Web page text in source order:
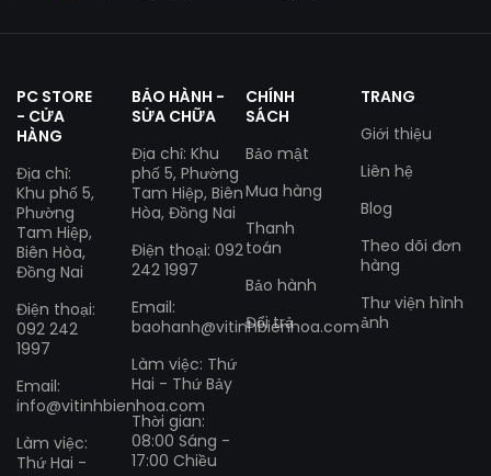
PC STORE
- CỬA
HÀNG
Địa chỉ:
Khu phố 5,
Phường
Tam Hiệp,
Biên Hòa,
Đồng Nai
Điện thoại:
092 242
1997
Email:
info@vitinhbienhoa.com
Làm việc:
Thứ Hai -
BẢO HÀNH -
SỬA CHỮA
Địa chỉ: Khu
phố 5, Phường
Tam Hiệp, Biên
Hòa, Đồng Nai
Điện thoại: 092
242 1997
Email:
baohanh@vitinhbienhoa.com
Làm việc: Thứ
Hai - Thứ Bảy
Thời gian:
08:00 Sáng -
17:00 Chiều
CHÍNH
SÁCH
Bảo mật
Mua hàng
Thanh
toán
Bảo hành
Đổi trả
TRANG
Giới thiệu
Liên hệ
Blog
Theo dõi đơn
hàng
Thư viện hình
ảnh